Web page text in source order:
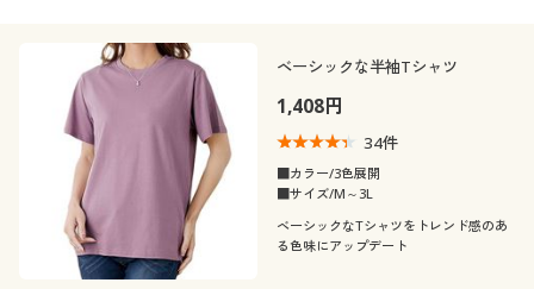
ＵＶカット・紫外線
対策
ストレッチ 抗菌防臭
消臭
スポーツ 旅行
テイスト
カジュアル
レギュラー ゆったり
20代 30代
シーズン
ベーシックな半袖Tシャツ
1,408円
34件
■カラー/3色展開
■サイズ/M～3L
ベーシックなTシャツをトレンド感のあ
る色味にアップデート